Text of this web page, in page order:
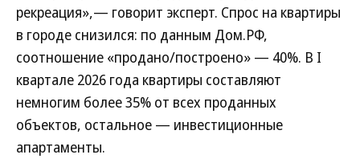
рекреация»,— говорит эксперт. Спрос на квартиры
в городе снизился: по данным Дом.РФ,
соотношение «продано/построено» — 40%. В I
квартале 2026 года квартиры составляют
немногим более 35% от всех проданных
объектов, остальное — инвестиционные
апартаменты.